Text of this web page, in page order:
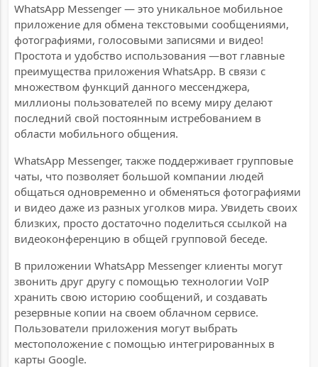
WhatsApp Messenger — это уникальное мобильное
приложение для обмена текстовыми сообщениями,
фотографиями, голосовыми записями и видео!
Простота и удобство использования —вот главные
преимущества приложения WhatsApp. B связи с
множеством функций данного мессенджера,
миллионы пользователей по всему миру делают
последний свой постоянным истребованием в
области мобильного общения.
WhatsApp Messenger, также поддерживает групповые
чаты, что позволяет большой компании людей
общаться одновременно и обменяться фотографиями
и видео даже из разных уголков мира. Увидеть своих
близких, просто достаточно поделиться ссылкой на
видеоконференцию в общей групповой беседе.
В приложении WhatsApp Messenger клиенты могут
звонить друг другу с помощью технологии VoIP
хранить свою историю сообщений, и создавать
резервные копии на своем облачном сервисе.
Пользователи приложения могут выбрать
местоположение с помощью интегрированных в
карты Google.